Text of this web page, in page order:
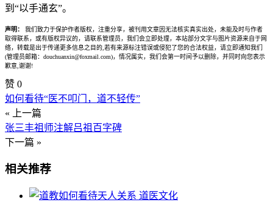
到“以手通玄”。
声明：
我们致力于保护作者版权，注重分享，被刊用文章因无法核实真实出处，未能及时与作者
取得联系，或有版权异议的，请联系管理员，我们会立即处理，本站部分文字与图片资源来自于网
络，转载是出于传递更多信息之目的,若有来源标注错误或侵犯了您的合法权益，请立即通知我们
(管理员邮箱：douchuanxin@foxmail.com)，情况属实，我们会第一时间予以删除，并同时向您表示
歉意,谢谢!
赞 0
如何看待“医不叩门，道不轻传”
« 上一篇
张三丰祖师注解吕祖百字碑
下一篇 »
相关推荐
道医文化